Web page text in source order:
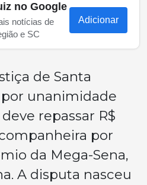
no Google
notícias de
e SC
Adicionar
de Santa
unanimidade
repassar R$
companheira por
da Mega-Sena,
A disputa nasceu